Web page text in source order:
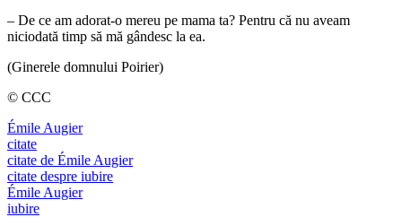
– De ce am adorat-o mereu pe mama ta? Pentru că nu aveam
niciodată timp să mă gândesc la ea.
(Ginerele domnului Poirier)
© CCC
Émile Augier
citate
citate de Émile Augier
citate despre iubire
Émile Augier
iubire